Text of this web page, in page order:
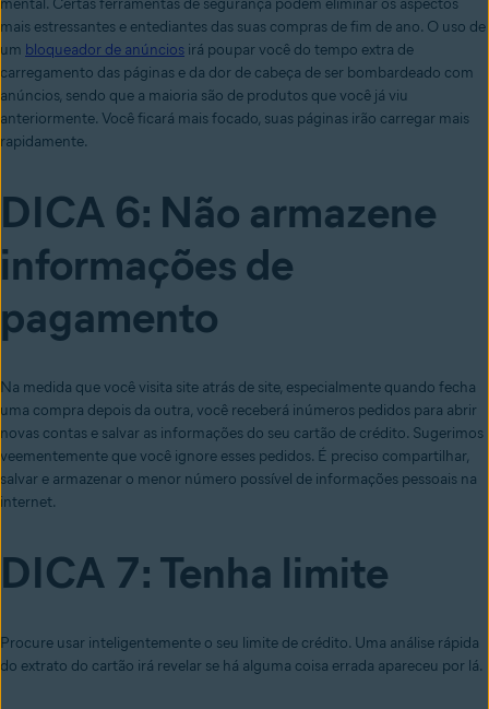
mental. Certas ferramentas de segurança podem eliminar os aspectos
mais estressantes e entediantes das suas compras de fim de ano. O uso de
um bloqueador de anúncios irá poupar você do tempo extra de
carregamento das páginas e da dor de cabeça de ser bombardeado com
anúncios, sendo que a maioria são de produtos que você já viu
anteriormente. Você ficará mais focado, suas páginas irão carregar mais
rapidamente.
DICA 6: Não armazene
informações de
pagamento
Na medida que você visita site atrás de site, especialmente quando fecha
uma compra depois da outra, você receberá inúmeros pedidos para abrir
novas contas e salvar as informações do seu cartão de crédito. Sugerimos
veementemente que você ignore esses pedidos. É preciso compartilhar,
salvar e armazenar o menor número possível de informações pessoais na
internet.
DICA 7: Tenha limite
Procure usar inteligentemente o seu limite de crédito. Uma análise rápida
do extrato do cartão irá revelar se há alguma coisa errada apareceu por lá.